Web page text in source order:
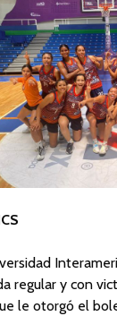
regular y con
le otorgó el